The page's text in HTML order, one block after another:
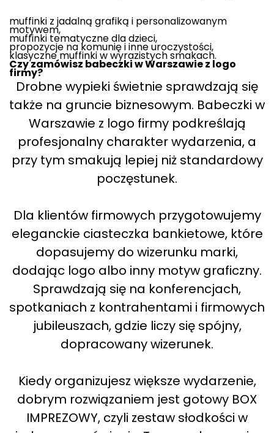
muffinki z jadalną grafiką i personalizowanym
motywem,
muffinki tematyczne dla dzieci,
propozycje na komunię i inne uroczystości,
klasyczne muffinki w wyrazistych smakach.
Czy zamówisz babeczki w Warszawie z logo
firmy?
Drobne wypieki świetnie sprawdzają się
także na gruncie biznesowym. Babeczki w
Warszawie z logo firmy podkreślają
profesjonalny charakter wydarzenia, a
przy tym smakują lepiej niż standardowy
poczęstunek.
Dla klientów firmowych przygotowujemy
eleganckie ciasteczka bankietowe, które
dopasujemy do wizerunku marki,
dodając logo albo inny motyw graficzny.
Sprawdzają się na konferencjach,
spotkaniach z kontrahentami i firmowych
jubileuszach, gdzie liczy się spójny,
dopracowany wizerunek.
Kiedy organizujesz większe wydarzenie,
dobrym rozwiązaniem jest gotowy BOX
IMPREZOWY, czyli zestaw słodkości w